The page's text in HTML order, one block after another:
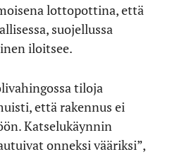
lottopottina, että
suojellussa
iloitsee.
tiloja
että rakennus ei
Katselukäynnin
onneksi vääriksi”,